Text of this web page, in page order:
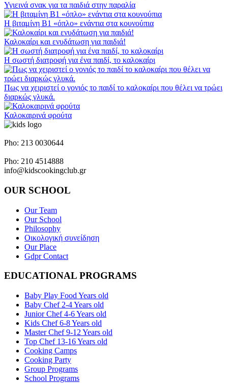
Υγιεινά σνακ για τα παιδιά στην παραλία
Η βιταμίνη Β1 «όπλο» ενάντια στα κουνούπια
Καλοκαίρι και ενυδάτωση για παιδιά!
Η σωστή διατροφή για ένα παιδί, το καλοκαίρι
Πως να χειριστεί ο γονιός το παιδί το καλοκαίρι που θέλει να τρώει
διαρκώς γλυκά.
Καλοκαιρινά φρούτα
Pho: 213 0030644
Pho: 210 4514888
info@kidscookingclub.gr
OUR SCHOOL
Our Team
Our School
Philosophy
Οικολογική συνείδηση
Our Place
Gdpr Contact
EDUCATIONAL PROGRAMS
Baby Play Food Years old
Baby Chef 2-4 Years old
Junior Chef 4-6 Years old
Kids Chef 6-8 Years old
Master Chef 9-12 Years old
Top Chef 13-16 Years old
Cooking Camps
Cooking Party
Group Programs
School Programs